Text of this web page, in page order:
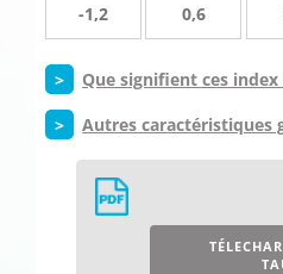
-1,2
0,6
> Que signifient ces index
> Autres caractéristiques